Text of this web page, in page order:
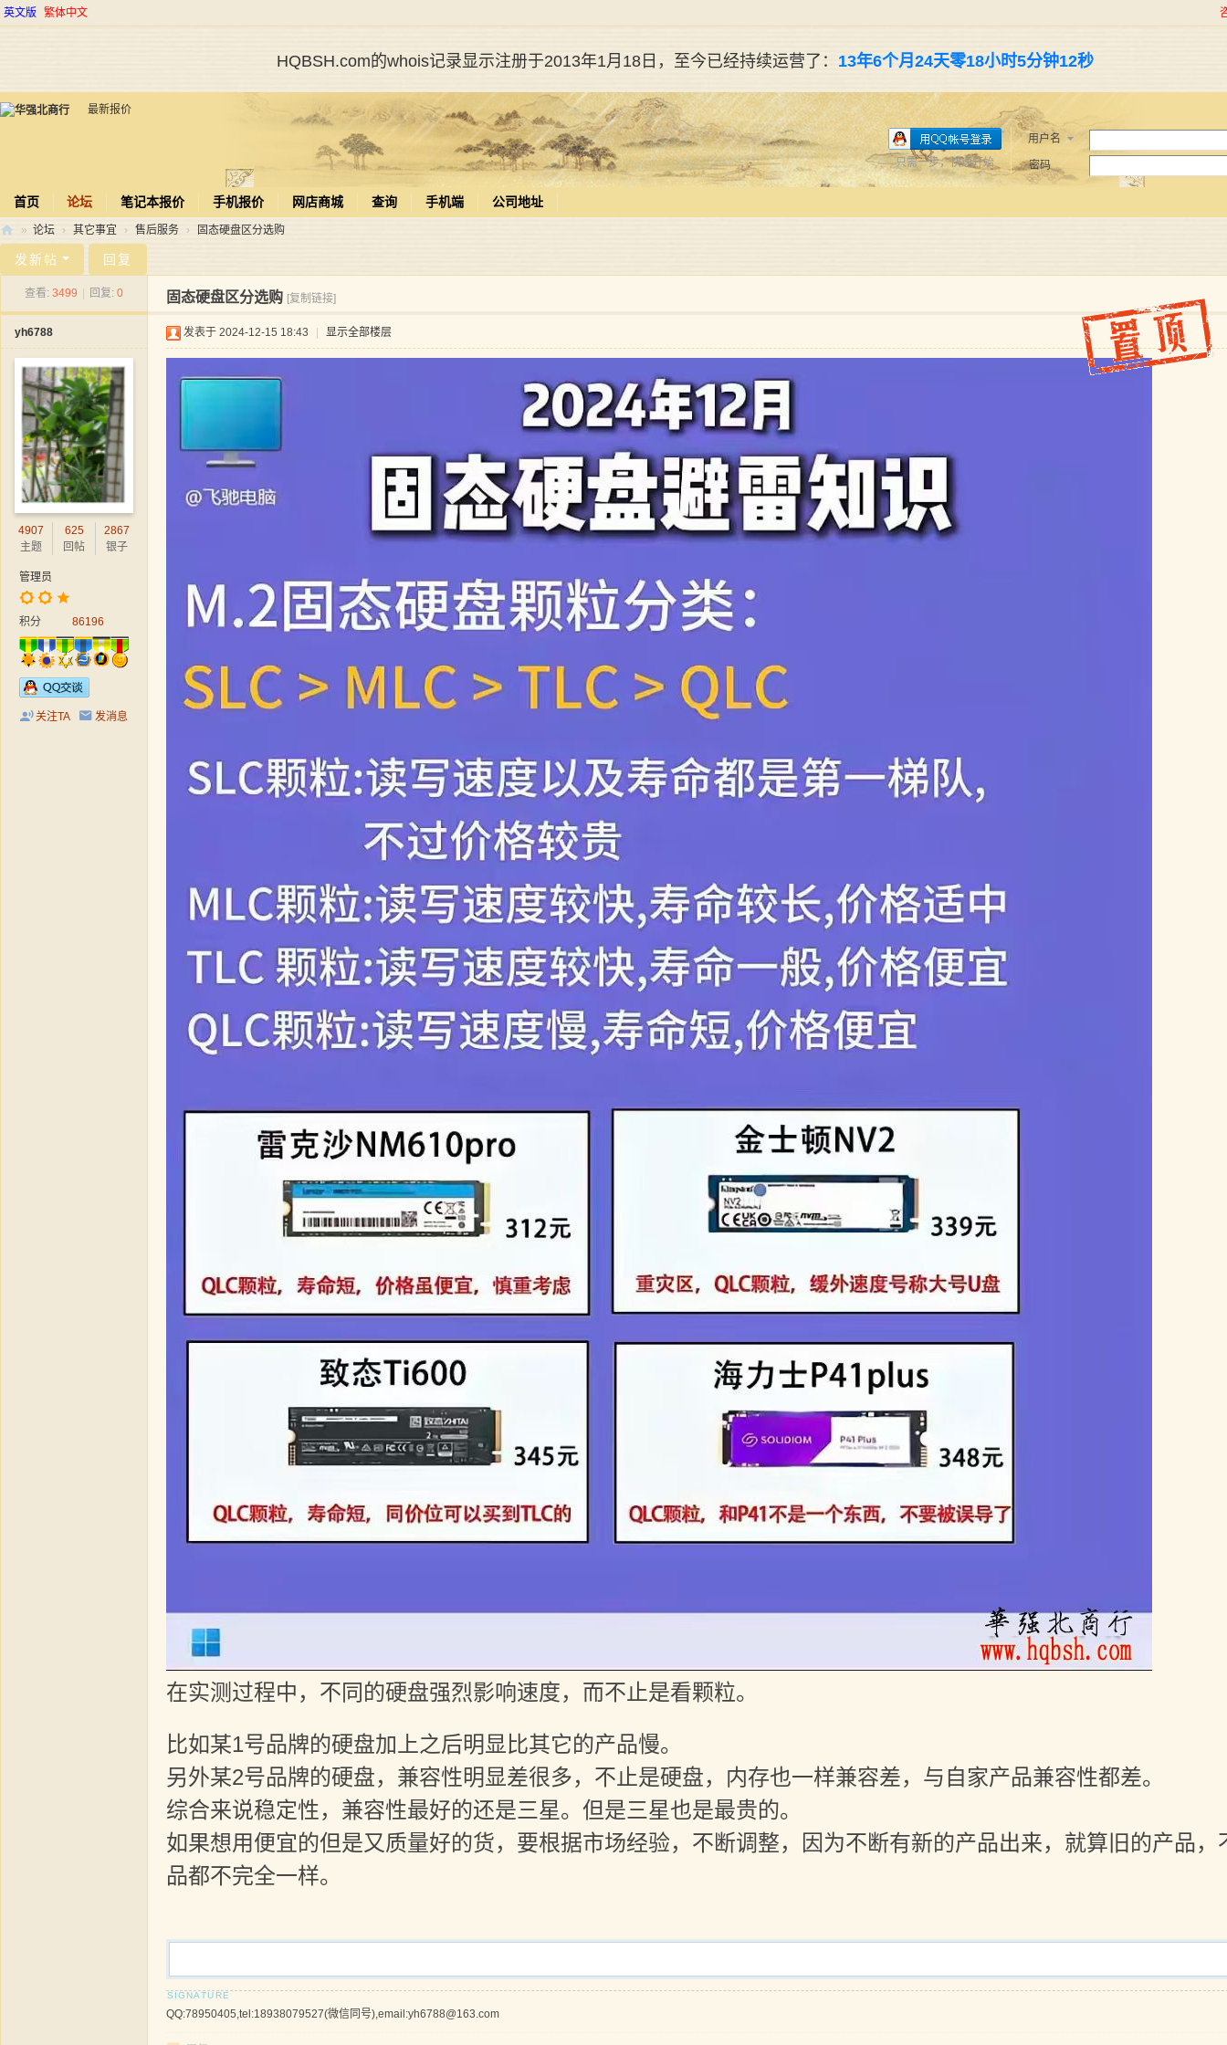
英文版 繁体中文
HQBSH.com的whois记录显示注册于2013年1月18日，至今已经持续运营了： 13年6个月24天零18小时5分钟13秒
最新报价
用户名
密码
只需一步，快速开始
首页 论坛 笔记本报价 手机报价 网店商城 查询 手机端 公司地址
北
» 论坛 › 其它事宜 › 售后服务 › 固态硬盘区分选购
发新帖 回复
查看: 3499 回复: 0 固态硬盘区分选购 [复制链接]
yh6788
4907
主题
625
回帖
2867
银子
管理员
积分 86196
关注TA 发消息
发表于 2024-12-15 18:43 显示全部楼层
在实测过程中，不同的硬盘强烈影响速度，而不止是看颗粒。
比如某1号品牌的硬盘加上之后明显比其它的产品慢。
另外某2号品牌的硬盘，兼容性明显差很多，不止是硬盘，内存也一样兼容差，与自家产品兼容性都差。
综合来说稳定性，兼容性最好的还是三星。但是三星也是最贵的。
如果想用便宜的但是又质量好的货，要根据市场经验，不断调整，因为不断有新的产品出来，就算旧的产品，
品都不完全一样。
QQ:78950405,tel:18938079527(微信同号),email:yh6788@163.com